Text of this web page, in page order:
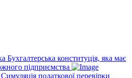
Бухгалтерська конституція, яка має
підприємства
Симуляція податкової перевірки